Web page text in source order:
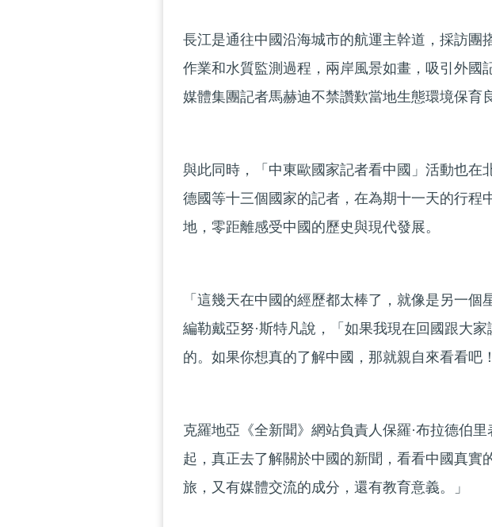
長江是通往中國沿海城市的航運主幹道，採訪團
作業和水質監測過程，兩岸風景如畫，吸引外國
媒體集團記者馬赫迪不禁讚歎當地生態環境保育
與此同時，「中東歐國家記者看中國」活動也在
德國等十三個國家的記者，在為期十一天的行程
地，零距離感受中國的歷史與現代發展。
「這幾天在中國的經歷都太棒了，就像是另一
編勒戴亞努·斯特凡說，「如果我現在回國跟大
的。如果你想真的了解中國，那就親自來看看吧！
克羅地亞《全新聞》網站負責人保羅·布拉德伯
起，真正去了解關於中國的新聞，看看中國真實
旅，又有媒體交流的成分，還有教育意義。」